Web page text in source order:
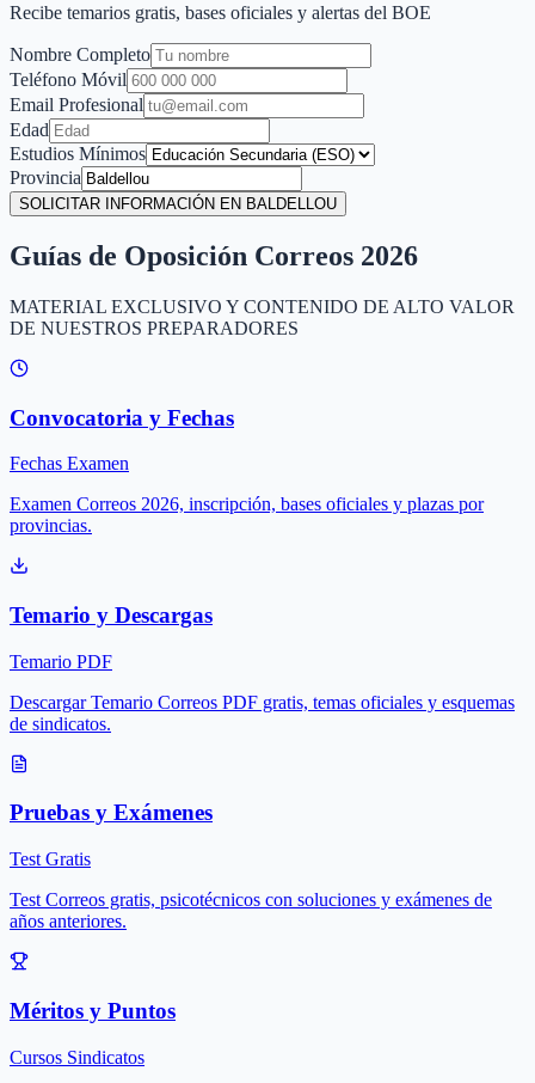
Recibe temarios gratis, bases oficiales y alertas del BOE
Nombre Completo
Teléfono Móvil
Email Profesional
Edad
Estudios Mínimos
Provincia
SOLICITAR INFORMACIÓN EN BALDELLOU
Guías de Oposición Correos 2026
MATERIAL EXCLUSIVO Y CONTENIDO DE ALTO VALOR
DE NUESTROS PREPARADORES
Convocatoria y Fechas
Fechas Examen
Examen Correos 2026, inscripción, bases oficiales y plazas por
provincias.
Temario y Descargas
Temario PDF
Descargar Temario Correos PDF gratis, temas oficiales y esquemas
de sindicatos.
Pruebas y Exámenes
Test Gratis
Test Correos gratis, psicotécnicos con soluciones y exámenes de
años anteriores.
Méritos y Puntos
Cursos Sindicatos